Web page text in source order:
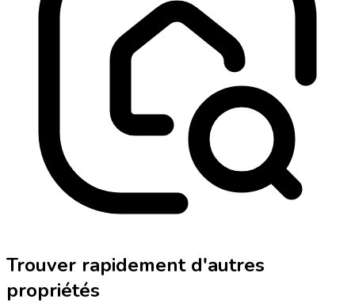
Trouver rapidement d'autres
propriétés